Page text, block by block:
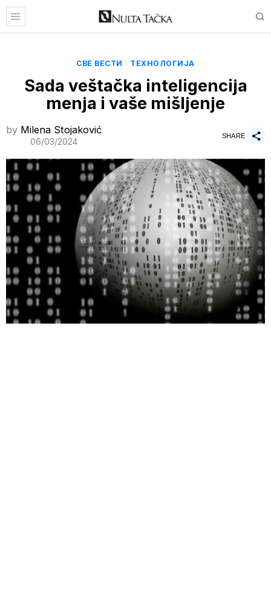
СВЕ ВЕСТИ · ТЕХНОЛОГИЈА
Sada veštačka inteligencija
menja i vaše mišljenje
by Milena Stojaković
06/03/2024
SHARE